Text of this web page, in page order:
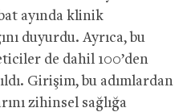
ayında klinik
duyurdu. Ayrıca, bu
de dahil 100’den
Girişim, bu adımlardan
zihinsel sağlığa